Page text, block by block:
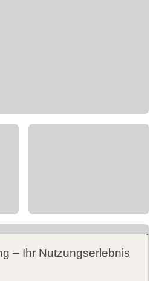
– Ihr Nutzungserlebnis